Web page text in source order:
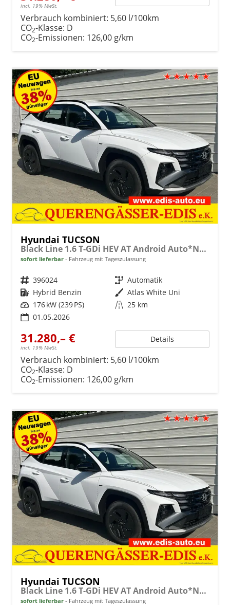
incl. 19% MwSt.
Verbrauch kombiniert: 5,60 l/100km
CO2-Klasse: D
CO2-Emissionen: 126,00 g/km
Hyundai TUCSON
Black Line 1.6 T-GDi HEV AT Android Auto*Navi*SHZ*Kamera*2Z Klimaauto*
sofort lieferbar Fahrzeug mit Tageszulassung
Fahrzeugnr. 396024 Getriebe Automatik
Kraftstoff Hybrid Benzin Außenfarbe Atlas White Uni
Leistung 176 kW (239 PS) Kilometerstand 25 km
01.05.2026
31.280,– €
incl. 19% MwSt.
Details
Verbrauch kombiniert: 5,60 l/100km
CO2-Klasse: D
CO2-Emissionen: 126,00 g/km
Hyundai TUCSON
Black Line 1.6 T-GDi HEV AT Android Auto*Navi*SHZ*Kamera*2Z Klimaauto*
sofort lieferbar Fahrzeug mit Tageszulassung